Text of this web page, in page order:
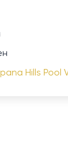
Hills Pool